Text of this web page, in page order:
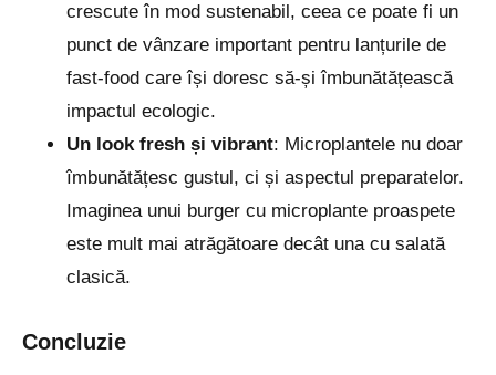
crescute în mod sustenabil, ceea ce poate fi un
punct de vânzare important pentru lanțurile de
fast-food care își doresc să-și îmbunătățească
impactul ecologic.
Un look fresh și vibrant: Microplantele nu doar
îmbunătățesc gustul, ci și aspectul preparatelor.
Imaginea unui burger cu microplante proaspete
este mult mai atrăgătoare decât una cu salată
clasică.
Concluzie